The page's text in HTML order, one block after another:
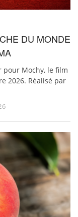
DU MONDE
pour Mochy, le film
2026. Réalisé par